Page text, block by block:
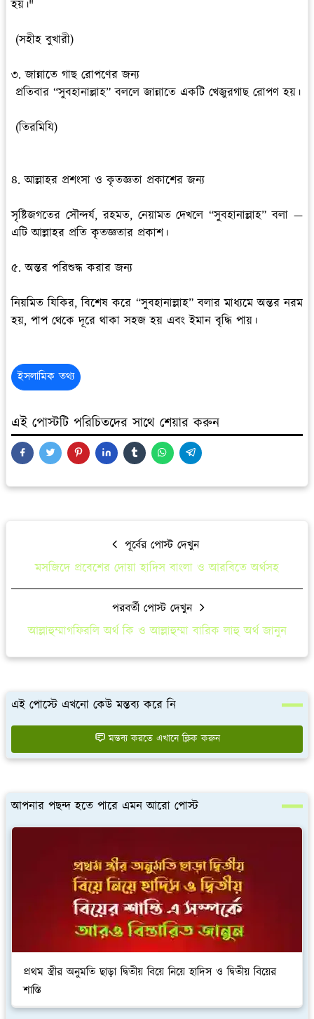
হয়।"
(সহীহ বুখারী)
৩. জান্নাতে গাছ রোপণের জন্য
প্রতিবার “সুবহানাল্লাহ” বললে জান্নাতে একটি খেজুরগাছ রোপণ হয়।
(তিরমিযি)
৪. আল্লাহর প্রশংসা ও কৃতজ্ঞতা প্রকাশের জন্য
সৃষ্টিজগতের সৌন্দর্য, রহমত, নেয়ামত দেখলে “সুবহানাল্লাহ” বলা —
এটি আল্লাহর প্রতি কৃতজ্ঞতার প্রকাশ।
৫. অন্তর পরিশুদ্ধ করার জন্য
নিয়মিত যিকির, বিশেষ করে “সুবহানাল্লাহ” বলার মাধ্যমে অন্তর নরম
হয়, পাপ থেকে দূরে থাকা সহজ হয় এবং ইমান বৃদ্ধি পায়।
ইসলামিক তথ্য
এই পোস্টটি পরিচিতদের সাথে শেয়ার করুন
পূর্বের পোস্ট দেখুন
মসজিদে প্রবেশের দোয়া হাদিস বাংলা ও আরবিতে অর্থসহ
পরবর্তী পোস্ট দেখুন
আল্লাহুম্মাগফিরলি অর্থ কি ও আল্লাহুম্মা বারিক লাহু অর্থ জানুন
এই পোস্টে এখনো কেউ মন্তব্য করে নি
মন্তব্য করতে এখানে ক্লিক করুন
আপনার পছন্দ হতে পারে এমন আরো পোস্ট
প্রথম স্ত্রীর অনুমতি ছাড়া দ্বিতীয় বিয়ে নিয়ে হাদিস ও দ্বিতীয় বিয়ের
শাস্তি